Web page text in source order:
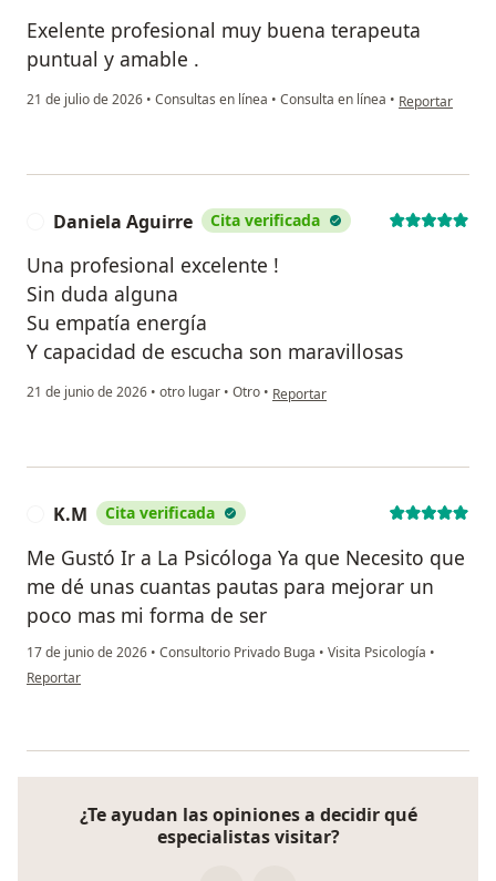
Exelente profesional muy buena terapeuta
puntual y amable .
21 de julio de 2026 • Consultas en línea • Consulta en línea • en opinión del
Reportar
Daniela Aguirre Cita verificada
Una profesional excelente !
Sin duda alguna
Su empatía energía
Y capacidad de escucha son maravillosas
21 de junio de 2026 • otro lugar • Otro • en opinión del usuario Daniela
Reportar
K.M Cita verificada
Me Gustó Ir a La Psicóloga Ya que Necesito que
me dé unas cuantas pautas para mejorar un
poco mas mi forma de ser
17 de junio de 2026 • Consultorio Privado Buga • Visita Psicología •
en opinión del usuario K.M
Reportar
¿Te ayudan las opiniones a decidir qué
especialistas visitar?